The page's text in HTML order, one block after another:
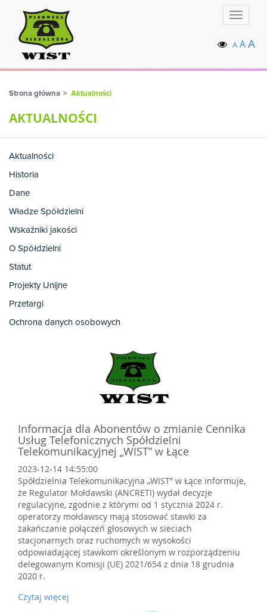
Toggle
A AA
Strona główna Aktualności
AKTUALNOŚCI
Aktualności
Historia
Dane
Władze Spółdzielni
Wskaźniki jakości
O Spółdzielni
Statut
Projekty Unijne
Przetargi
Ochrona danych osobowych
Informacja dla Abonentów o zmianie Cennika
Usług Telefonicznych Spółdzielni
Telekomunikacyjnej „WIST” w Łące
2023-12-14 14:55:00
Spółdzielnia Telekomunikacyjna „WIST” w Łące informuje,
że Regulator Mołdawski (ANCRETI) wydał decyzje
regulacyjne, zgodnie z którymi od 1 stycznia 2024 r.
operatorzy mołdawscy mają stosować stawki za
zakańczanie połączeń głosowych w sieciach
stacjonarnych oraz ruchomych w wysokości
odpowiadającej stawkom określonym w rozporządzeniu
delegowanym Komisji (UE) 2021/654 z dnia 18 grudnia
2020 r.
Czytaj więcej